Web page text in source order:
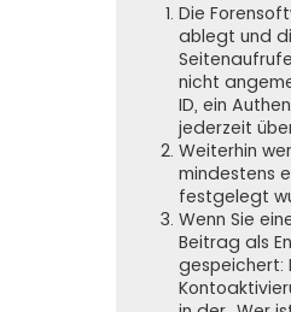
Die
ablegt und
nicht
ID, ein
jederzeit
Weiterhin
mindestens
festgelegt
Wenn Sie
Beitrag als
gespeichert: